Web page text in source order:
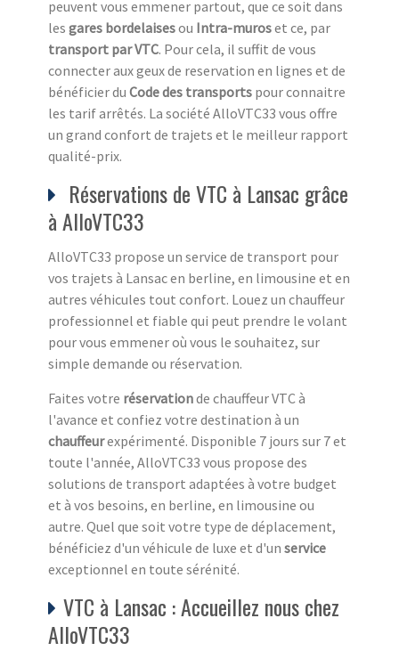
peuvent vous emmener partout, que ce soit dans
les gares bordelaisesou Intra-muroset ce, par
transport par VTC. Pour cela, il suffit de vous
connecter aux geux de reservation en lignes et de
bénéficier du Code des transports pour connaitre
les tarif arrêtés. La société AlloVTC33 vous offre
un grand confort de trajets et le meilleur rapport
qualité-prix.
Réservations de VTC à Lansac grâce
à AlloVTC33
AlloVTC33 propose un service de transport pour
vos trajets à Lansac en berline, en limousine et en
autres véhicules tout confort. Louez un chauffeur
professionnel et fiable qui peut prendre le volant
pour vous emmener où vous le souhaitez, sur
simple demande ou réservation.
Faites votre réservationde chauffeur VTC à
l'avance et confiez votre destination à un
chauffeurexpérimenté. Disponible 7 jours sur 7 et
toute l'année, AlloVTC33 vous propose des
solutions de transport adaptées à votre budget
et à vos besoins, en berline, en limousine ou
autre. Quel que soit votre type de déplacement,
bénéficiez d'un véhicule de luxe et d'un service
exceptionnel en toute sérénité.
VTC à Lansac : Accueillez nous chez
AlloVTC33